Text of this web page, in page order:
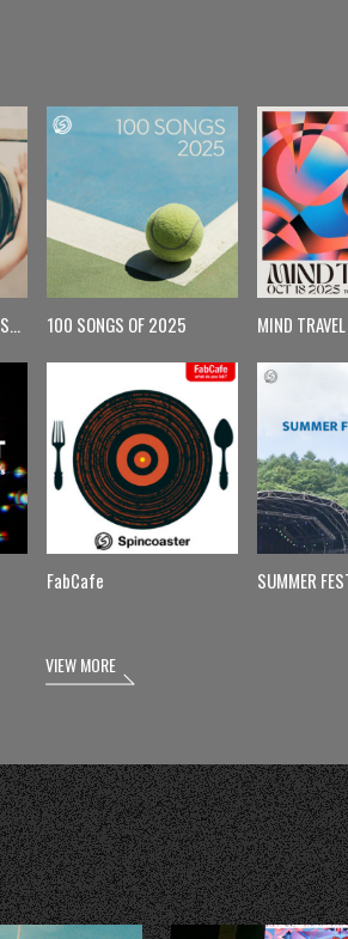
【月曜更新】Monday Spin 100 SONGS OF 2025
FabCafe
MIND TRAVEL
SUMMER
VIEW MORE